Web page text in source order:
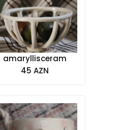
amaryllisceram
45 AZN